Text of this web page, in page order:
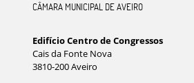
CÂMARA MUNICIPAL DE AVEIRO
Edifício Centro de Congressos
Cais da Fonte Nova
3810-200 Aveiro